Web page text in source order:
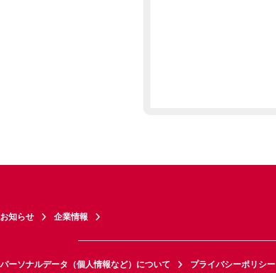
お知らせ 企業情報
パーソナルデータ（個人情報など）について プライバシーポリシー